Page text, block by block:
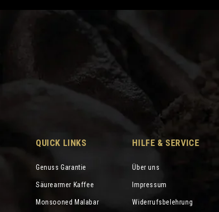
QUICK LINKS
Genuss Garantie
Säurearmer Kaffee
Monsooned Malabar
HILFE & SERVICE
Über uns
Impressum
Widerrufsbelehrung